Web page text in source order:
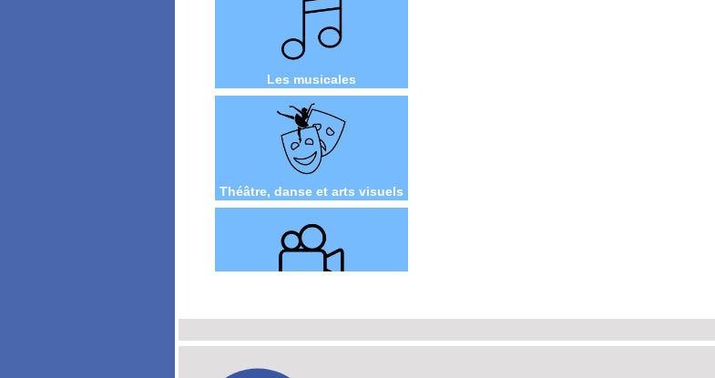
Les musicales
Théâtre, danse et arts visuels